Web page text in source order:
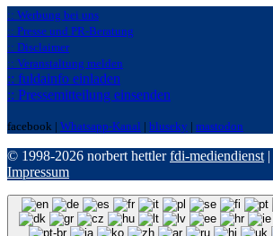
:: Werbung bei uns
:: Presse und PR-Beratung
:: Disclaimer
:: Veranstaltung melden
:: fuldainfo einladen
:: Pressemitteilung einsenden
facebook | Whatsapp-Kanal | bluseky | mastodon
© 1998-2026 norbert hettlerfdi-mediendienst |
Impressum